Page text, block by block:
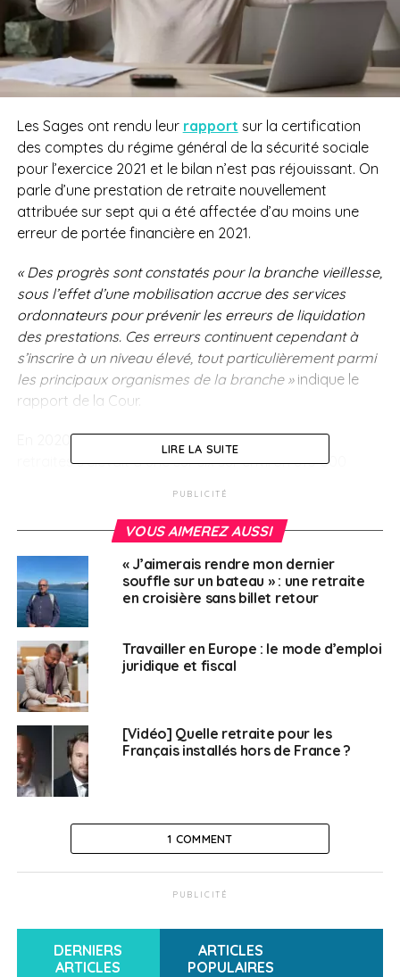
Les Sages ont rendu leur rapport sur la certification
des comptes du régime général de la sécurité sociale
pour l’exercice 2021 et le bilan n’est pas réjouissant. On
parle d’une prestation de retraite nouvellement
attribuée sur sept qui a été affectée d’au moins une
erreur de portée financière en 2021.
« Des progrès sont constatés pour la branche vieillesse,
sous l’effet d’une mobilisation accrue des services
ordonnateurs pour prévenir les erreurs de liquidation
des prestations. Ces erreurs continuent cependant à
s’inscrire à un niveau élevé, tout particulièrement parmi
les principaux organismes de la branche »indique le
rapport de la Cour.
En 2020, le nombre d’erreurs dans le calcul des
retraites s’élevait à une sur six sur environ 810 000
Un récent rapport de
la Cour des comptes a
relevé qu’1 prestation
de retraite sur 6 est
affectée d’une erreur
financière.@AlainDavid_AN
a demandé au
gouvernement des
mesures pour que
cessent ces erreurs de
calculs et surtout que
cesse ce déclassement
progressif des
pic.twitter.com/
LIRE LA SUITE
PUBLICITÉ
VOUS AIMEREZ AUSSI
« J’aimerais rendre mon dernier
souffle sur un bateau » : une retraite
en croisière sans billet retour
Travailler en Europe : le mode d’emploi
juridique et fiscal
[Vidéo] Quelle retraite pour les
Français installés hors de France ?
1 COMMENT
PUBLICITÉ
DERNIERS
ARTICLES
ARTICLES
POPULAIRES